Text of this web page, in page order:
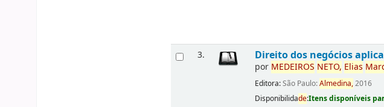
3. Direito dos negócios
por MEDEIROS NETO, Elias
Editora:São Paulo:Almedina,2016
Disponibilidade:Itens disponíveis